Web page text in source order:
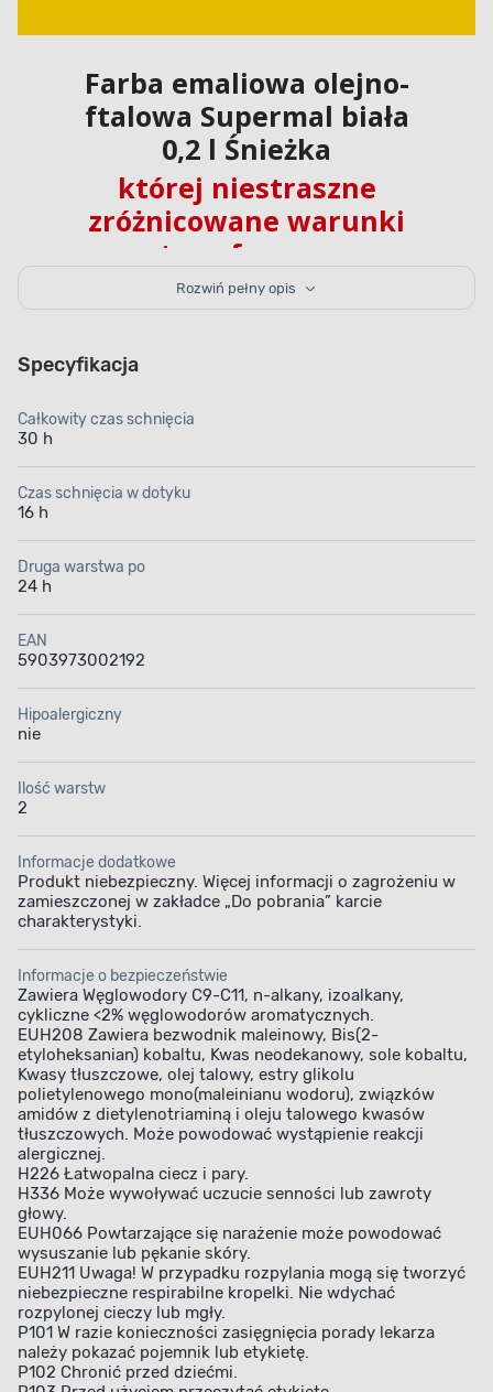
Farba emaliowa olejno-
ftalowa Supermal biała
0,2 l Śnieżka
której niestraszne
zróżnicowane warunki
atmosferyczne
Farba emaliowa olejno-ftalowa Supermal biała 0,2 l
a także okien, drzwi czy mebli wykonanych
na doskonałą odporność na czynniki mechaniczne
i atmosferyczne możesz nią pomalować również tynki
oraz konstrukcje stalowe i żeliwne, takie jak bramy,
ogrodzenia i meble ogrodowe. Produkt zapewnia
doskonałe krycie oraz trwałe i żywe kolory.
sal lekcyjnych, szpitali i przychodni oraz magazynów
Preparat olejno-
Trudno zapalna
Rozwiń pełny opis
Specyfikacja
Całkowity czas schnięcia
30 h
Czas schnięcia w dotyku
16 h
Druga warstwa po
24 h
EAN
5903973002192
Hipoalergiczny
nie
Ilość warstw
2
Informacje dodatkowe
Produkt niebezpieczny. Więcej informacji o zagrożeniu w
zamieszczonej w zakładce „Do pobrania” karcie
charakterystyki.
Informacje o bezpieczeństwie
Zawiera Węglowodory C9-C11, n-alkany, izoalkany,
cykliczne <2% węglowodorów aromatycznych.
EUH208 Zawiera bezwodnik maleinowy, Bis(2-
etyloheksanian) kobaltu, Kwas neodekanowy, sole kobaltu,
Kwasy tłuszczowe, olej talowy, estry glikolu
polietylenowego mono(maleinianu wodoru), związków
amidów z dietylenotriaminą i oleju talowego kwasów
tłuszczowych. Może powodować wystąpienie reakcji
alergicznej.
H226 Łatwopalna ciecz i pary.
H336 Może wywoływać uczucie senności lub zawroty
głowy.
EUH066 Powtarzające się narażenie może powodować
wysuszanie lub pękanie skóry.
EUH211 Uwaga! W przypadku rozpylania mogą się tworzyć
niebezpieczne respirabilne kropelki. Nie wdychać
rozpylonej cieczy lub mgły.
P101 W razie konieczności zasięgnięcia porady lekarza
należy pokazać pojemnik lub etykietę.
P102 Chronić przed dziećmi.